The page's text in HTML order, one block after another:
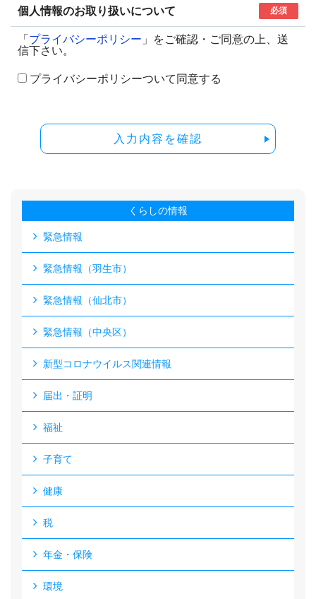
個人情報のお取り扱いについて 必須
「 プライバシーポリシー 」をご確認・ご同意の上、送
信下さい。
プライバシーポリシーついて同意する
入力内容を確認
くらしの情報
緊急情報
緊急情報（羽生市）
緊急情報（仙北市）
緊急情報（中央区）
新型コロナウイルス関連情報
届出・証明
福祉
子育て
健康
税
年金・保険
環境